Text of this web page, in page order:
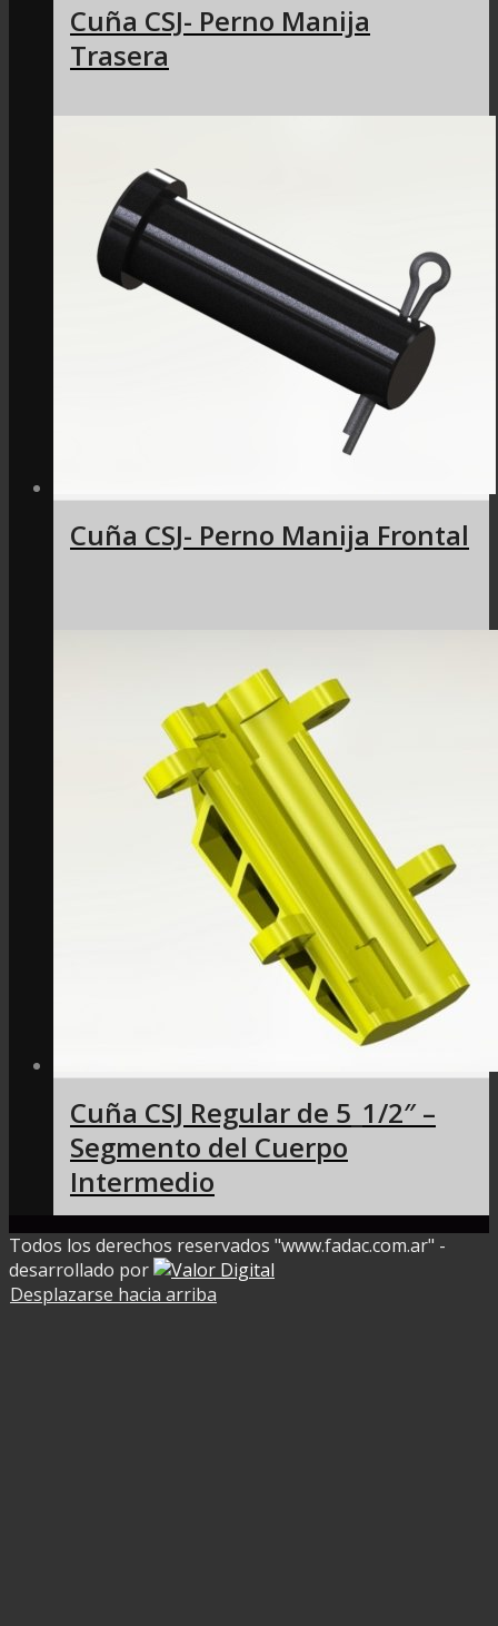
Cuña CSJ- Perno Manija
Trasera
Cuña CSJ- Perno Manija Frontal
Cuña CSJ Regular de 5_1/2″ –
Segmento del Cuerpo
Intermedio
Todos los derechos reservados "www.fadac.com.ar" -
desarrollado por
Desplazarse hacia arriba